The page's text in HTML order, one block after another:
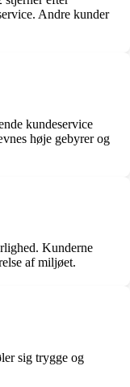
Andre kunder
kundeservice
høje gebyrer og
Kunderne
af miljøet.
sig trygge og